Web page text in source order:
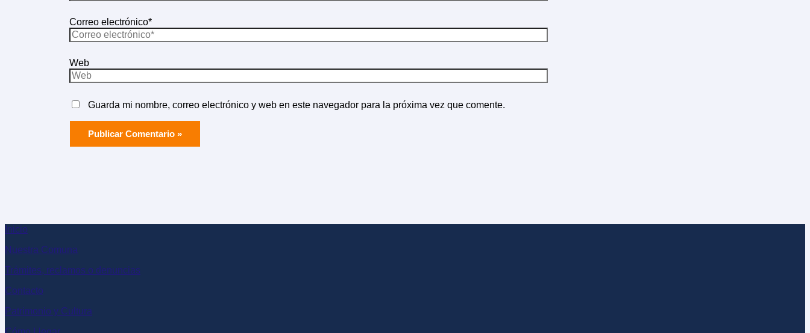
Correo electrónico*
Web
Guarda mi nombre, correo electrónico y web en este navegador para la próxima vez que comente.
Inicio
Nuestra Comuna
Trámites, reclamos o denuncias
Contacto
Patrimonio y Cultura